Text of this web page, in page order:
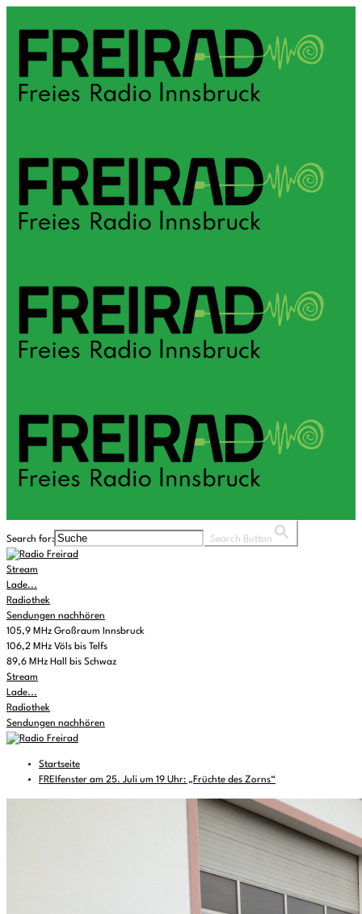
Search for: Search Button
Stream
Lade...
Radiothek
Sendungen nachhören
105,9 MHz Großraum Innsbruck
106,2 MHz Völs bis Telfs
89,6 MHz Hall bis Schwaz
Stream
Lade...
Radiothek
Sendungen nachhören
Startseite
FREIfenster am 25. Juli um 19 Uhr: „Früchte des Zorns“